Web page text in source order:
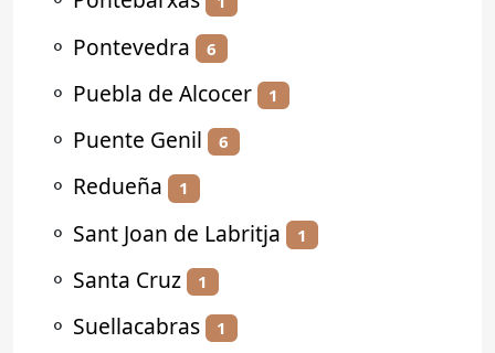
⚬ Pontevedra 6
⚬ Puebla de Alcocer 1
⚬ Puente Genil 6
⚬ Redueña 1
⚬ Sant Joan de Labritja 1
⚬ Santa Cruz 1
⚬ Suellacabras 1